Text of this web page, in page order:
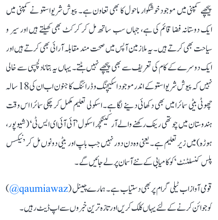
پیچھے کمپنی میں موجود خوشگوار ماحول کا بھی تعاون ہے۔ پیوش شریواستو نے کمپنی میں
ایک دوستانہ فضا قائم کی ہے، جہاں سب ساتھ مل کر کرکٹ بھی کھیلتے ہیں اور سیر و
سیاحت بھی کرتے ہیں۔ یہ ملازمین آپس میں صحت مند مقابلہ آرائی بھی کرتے ہیں اور
ایک دوسرے کے کام کی تعریف سے بھی پیچھے نہیں ہٹتے۔ یہاں یہ بتانا دلچسپی سے خالی
نہیں کہ پیوش شریواستو کے اندر موجود اسکیچنگ و ڈرائنگ کا جنون اب ان کی 18 سالہ
چھوٹی بیٹی سمائرا میں بھی دکھائی دینے لگا ہے۔ اسکولی تعلیم مکمل کر چکی سمائرا اس وقت
ہندوستان میں چوتھی رینک رکھنے والے آرکیٹکچر اسکول ’آئی آئی ای ایس ٹی‘ (شیوپور،
ہوڑہ) میں زیر تعلیم ہے۔ یعنی وہ دن دور نہیں جب باپ اور بیٹی دونوں مل کر ’نیکسس
پلس کنسلٹنٹ‘ کو کامیابی کے نئے آسمان پر لے جائیں گے۔
قومی آواز اب ٹیلی گرام پر بھی دستیاب ہے۔ ہمارے چینل (qaumiawaz@
)
کو جوائن کرنے کے لئے یہاں کلک کریں اور تازہ ترین خبروں سے اپ ڈیٹ رہیں۔